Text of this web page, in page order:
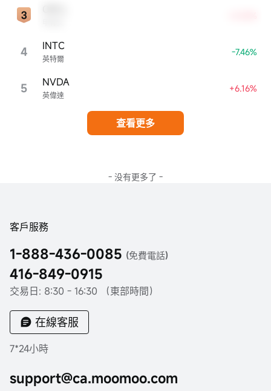
4 英特爾
INTC -7.46%
5 英偉達
NVDA +6.16%
查看更多
- 没有更多了 -
客戶服務
1-888-436-0085 (免費電話)
416-849-0915
交易日: 8:30 - 16:30 （東部時間）
在線客服
7*24小時
support@ca.moomoo.com